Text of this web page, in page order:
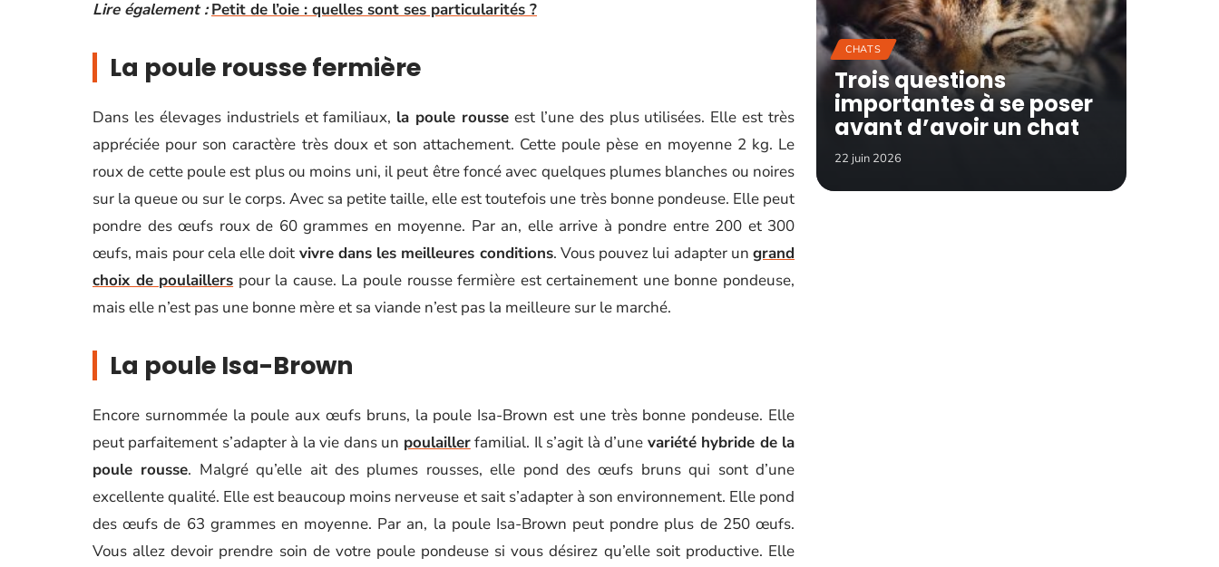
Lire également : Petit de l’oie : quelles sont ses particularités ?
La poule rousse fermière
Dans les élevages industriels et familiaux, la poule rousse est l’une des plus utilisées. Elle est très
appréciée pour son caractère très doux et son attachement. Cette poule pèse en moyenne 2 kg. Le
roux de cette poule est plus ou moins uni, il peut être foncé avec quelques plumes blanches ou noires
sur la queue ou sur le corps. Avec sa petite taille, elle est toutefois une très bonne pondeuse. Elle peut
pondre des œufs roux de 60 grammes en moyenne. Par an, elle arrive à pondre entre 200 et 300
œufs, mais pour cela elle doit vivre dans les meilleures conditions. Vous pouvez lui adapter un grand
choix de poulaillers pour la cause. La poule rousse fermière est certainement une bonne pondeuse,
mais elle n’est pas une bonne mère et sa viande n’est pas la meilleure sur le marché.
La poule Isa-Brown
Encore surnommée la poule aux œufs bruns, la poule Isa-Brown est une très bonne pondeuse. Elle
peut parfaitement s’adapter à la vie dans un poulaillerfamilial. Il s’agit là d’une variété hybride de la
poule rousse. Malgré qu’elle ait des plumes rousses, elle pond des œufs bruns qui sont d’une
excellente qualité. Elle est beaucoup moins nerveuse et sait s’adapter à son environnement. Elle pond
des œufs de 63 grammes en moyenne. Par an, la poule Isa-Brown peut pondre plus de 250 œufs.
Vous allez devoir prendre soin de votre poule pondeuse si vous désirez qu’elle soit productive. Elle
CHATS
Trois questions
importantes à se poser
avant d’avoir un chat
22 juin 2026